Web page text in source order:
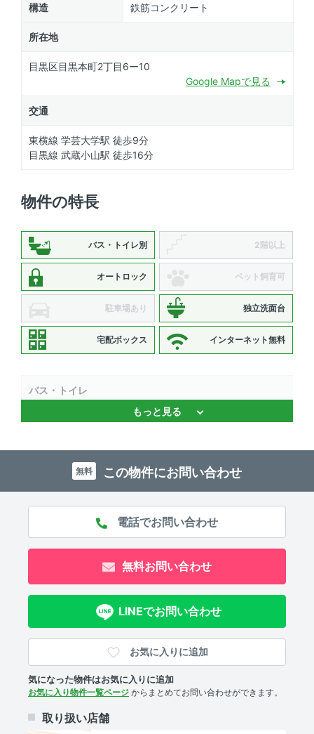
構造 鉄筋コンクリート
所在地
目黒区目黒本町2丁目6ー10
Google Mapで見る
交通
東横線 学芸大学駅 徒歩9分
目黒線 武蔵小山駅 徒歩16分
物件の特長
バス・トイレ別 2階以上
オートロック ペット飼育可
駐車場あり 独立洗面台
宅配ボックス インターネット無料
バス・トイレ
浴室乾燥機 、 独立洗面台 、 温水洗浄便座 、 バストイレ
システムキッチン 、 2口コンロ 、 コンロ2口以上
ＴＶモニタ付きインターホン 、 オートロック 、 防犯カメ
室内設備
エアコン 、 室内洗濯機置場
全居室フローリング 、 角部屋
共用部
もっと見る
無料 この物件にお問い合わせ
無料お問い合わせ
LINEでお問い合わせ
お気に入りに追加
気になった物件はお気に入りに追加
お気に入り物件一覧ページ からまとめてお問い合わせができます。
取り扱い店舗